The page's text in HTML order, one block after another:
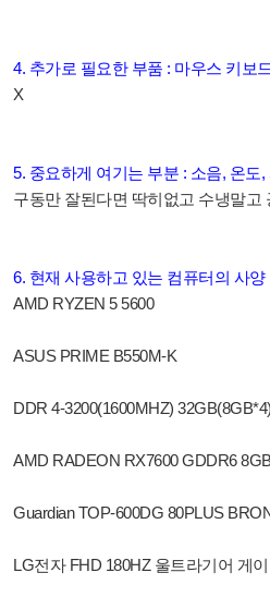
4. 추가로 필요한 부품 : 마우스 키보
X
5. 중요하게 여기는 부분 : 소음, 온도
구동만 잘된다면 딱히없고 수냉말고
6. 현재 사용하고 있는 컴퓨터의 사양
AMD RYZEN 5 5600
ASUS PRIME B550M-K
DDR 4-3200(1600MHZ) 32GB(8GB*4)
AMD RADEON RX7600 GDDR6
Guardian TOP-600DG 80PLUS
LG전자 FHD 180HZ 울트라기어 게